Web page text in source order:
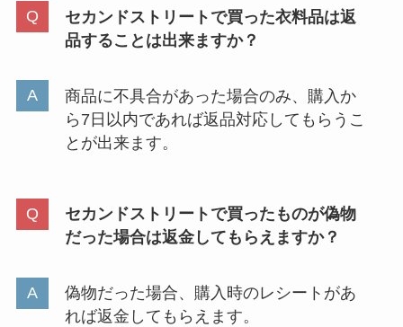
セカンドストリートで買った衣料品は返
品することは出来ますか？
商品に不具合があった場合のみ、購入か
ら7日以内であれば返品対応してもらうこ
とが出来ます。
セカンドストリートで買ったものが偽物
だった場合は返金してもらえますか？
偽物だった場合、購入時のレシートがあ
れば返金してもらえます。